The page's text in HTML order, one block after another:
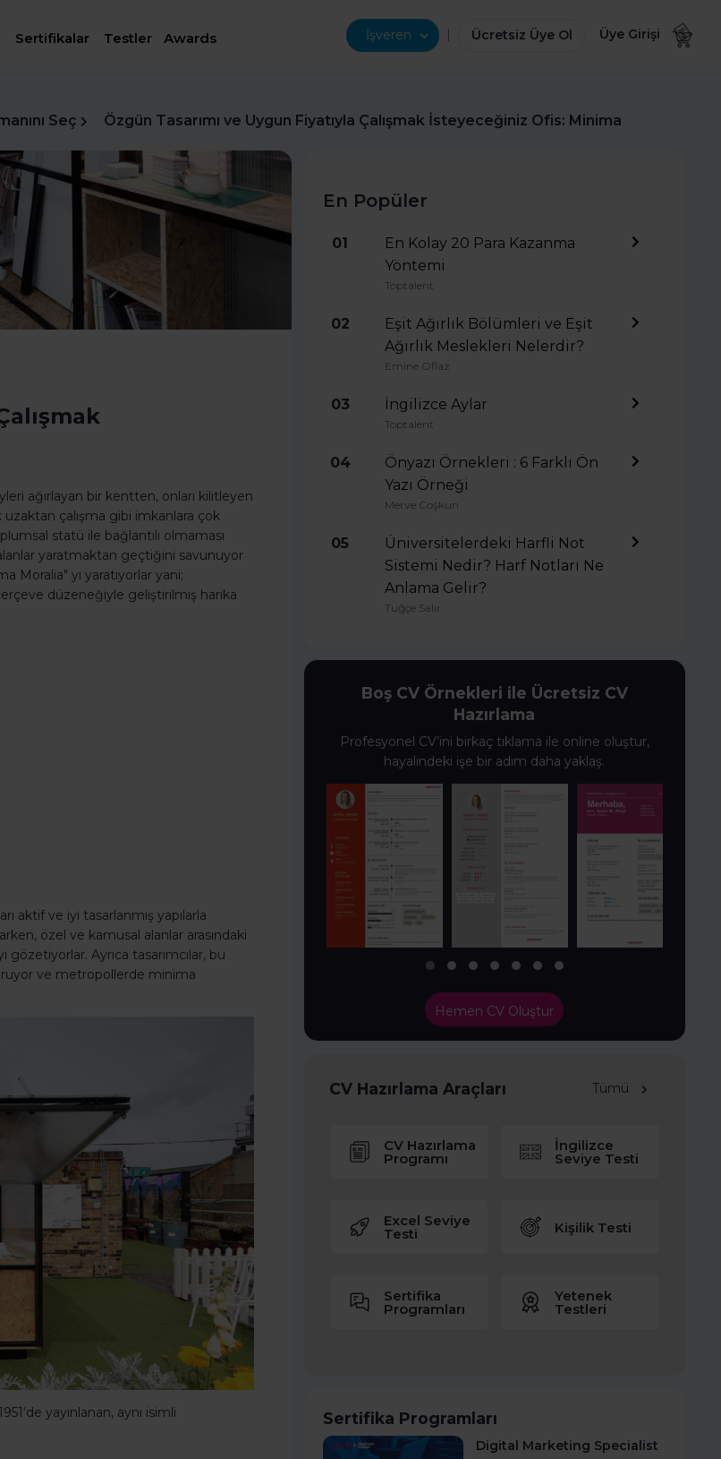
Sertifikalar Testler Awards İşveren | Ücretsiz Üye Ol Üye Girişi
Seç Özgün Tasarımı ve Uygun Fiyatıyla Çalışmak İsteyeceğiniz Ofis: Minima
ağırlayan bir kentten, onları kilitleyen
çalışma gibi imkanlara çok
statü ile bağlantılı olmaması
yaratmaktan geçtiğini savunuyor
Moralia" yı yaratıyorlar yani;
düzeneğiyle geliştirilmiş harika
aktif ve iyi tasarlanmış yapılarla
özel ve kamusal alanlar arasındaki
Ayrıca tasarımcılar, bu
ve metropollerde minima
yayınlanan, aynı isimli
En Popüler
01
En Kolay 20 Para Kazanma
Yöntemi
Toptalent
02
Eşit Ağırlık Bölümleri ve Eşit
Ağırlık Meslekleri Nelerdir?
Emine Oflaz
03 İngilizce Aylar
Toptalent
04
Önyazı Örnekleri : 6 Farklı Ön
Yazı Örneği
Merve Coşkun
05
Üniversitelerdeki Harfli Not
Sistemi Nedir? Harf Notları Ne
Anlama Gelir?
Tuğçe Salır
Boş CV Örnekleri ile Ücretsiz CV
Hazırlama
Profesyonel CV’ini birkaç tıklama ile online oluştur,
hayalindeki işe bir adım daha yaklaş.
Hemen CV Oluştur
CV Hazırlama Araçları Tümü
CV Hazırlama
Programı
İngilizce
Seviye Testi
Excel Seviye
Testi Kişilik Testi
Sertifika
Programları
Yetenek
Testleri
Sertifika Programları
Digital Marketing Specialist